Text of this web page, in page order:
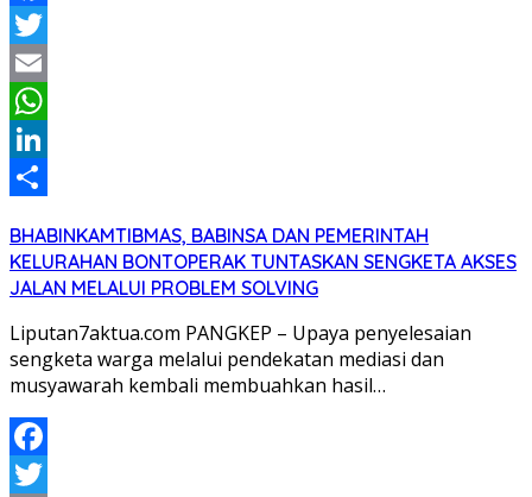
Facebook
Twitter
Email
WhatsApp
LinkedIn
BHABINKAMTIBMAS, BABINSA DAN PEMERINTAH
KELURAHAN BONTOPERAK TUNTASKAN SENGKETA AKSES
JALAN MELALUI PROBLEM SOLVING
Liputan7aktua.com PANGKEP – Upaya penyelesaian
sengketa warga melalui pendekatan mediasi dan
musyawarah kembali membuahkan hasil…
Facebook